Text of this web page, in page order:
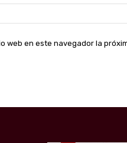
web en este navegador la